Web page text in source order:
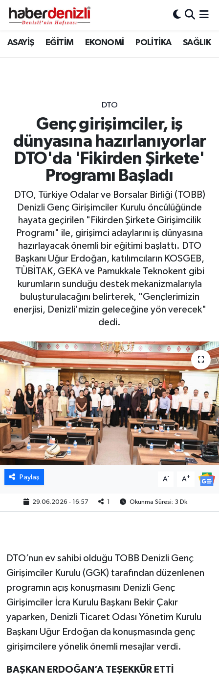
ASAYİŞ EĞİTİM EKONOMİ POLİTİKA SAĞLIK
DTO
Genç girişimciler, iş
dünyasına hazırlanıyorlar
DTO'da 'Fikirden Şirkete'
Programı Başladı
DTO, Türkiye Odalar ve Borsalar Birliği (TOBB)
Denizli Genç Girişimciler Kurulu öncülüğünde
hayata geçirilen "Fikirden Şirkete Girişimcilik
Programı" ile, girişimci adaylarını iş dünyasına
hazırlayacak önemli bir eğitimi başlattı. DTO
Başkanı Uğur Erdoğan, katılımcıların KOSGEB,
TÜBİTAK, GEKA ve Pamukkale Teknokent gibi
kurumların sunduğu destek mekanizmalarıyla
buluşturulacağını belirterek, "Gençlerimizin
enerjisi, Denizli'mizin geleceğine yön verecek"
dedi.
Paylaş A- A+
29.06.2026 - 16:57 Okunma Süresi: 3 Dk
DTO’nun ev sahibi olduğu TOBB Denizli Genç
Girişimciler Kurulu (GGK) tarafından düzenlenen
programın açış konuşmasını Denizli Genç
Girişimciler İcra Kurulu Başkanı Bekir Çakır
yaparken, Denizli Ticaret Odası Yönetim Kurulu
Başkanı Uğur Erdoğan da konuşmasında genç
girişimcilere yönelik önemli mesajlar verdi.
BAŞKAN ERDOĞAN’A TEŞEKKÜR ETTİ
Denizli Nöbetçi Eczaneler
Tüm Manşetler
Son Dakika Haberleri